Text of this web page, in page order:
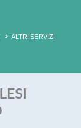
ALTRI SERVIZI